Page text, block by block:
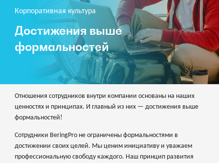
Корпоративная культура
Достижения выше
формальностей
Отношения сотрудников внутри компании основаны на наших
ценностях и принципах. И главный из них — достижения выше
формальностей!
Сотрудники BeringPro не ограничены формальностями в
достижении своих целей. Мы ценим инициативу и уважаем
профессиональную свободу каждого. Наш принцип развития